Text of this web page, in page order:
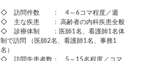
◇ 訪問件数 ： 4～6コマ程度／週
◇ 主な疾患 ： 高齢者の内科疾患全般
◇ 診療体制 ：医師1名、看護師1名体
制で訪問 （医師2名、看護師1名、事務1
名）